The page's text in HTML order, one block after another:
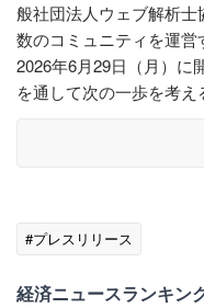
般社団法人ウェブ解析
数のコミュニティを運営
2026年6月29日（月）に
を通して次の一歩を考
#プレスリリース
経済ニュースランキン